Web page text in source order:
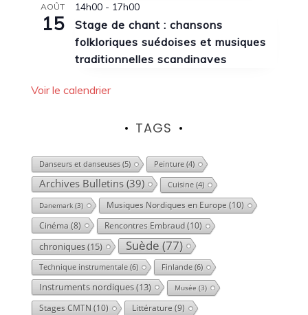
AOÛT
15
14h00- 17h00
Stage de chant : chansons
folkloriques suédoises et musiques
traditionnelles scandinaves
Voir le calendrier
TAGS
Danseurs et danseuses(5) Peinture(4)
Archives Bulletins(39) Cuisine(4)
Danemark(3) Musiques Nordiques en Europe (10)
Cinéma (8) Rencontres Embraud(10)
chroniques(15) Suède (77)
Technique instrumentale(6) Finlande(6)
Instruments nordiques(13) Musée (3)
Stages CMTN (10) Littérature (9)